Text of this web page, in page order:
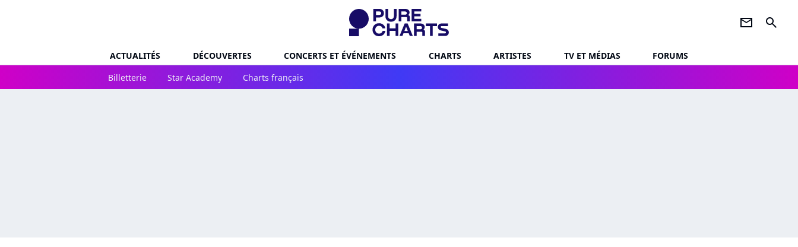
newsletter search
ACTUALITÉS DÉCOUVERTES CONCERTS ET ÉVÉNEMENTS CHARTS ARTISTES TV ET MÉDIAS
FORUMS
Billetterie
Star Academy Charts français